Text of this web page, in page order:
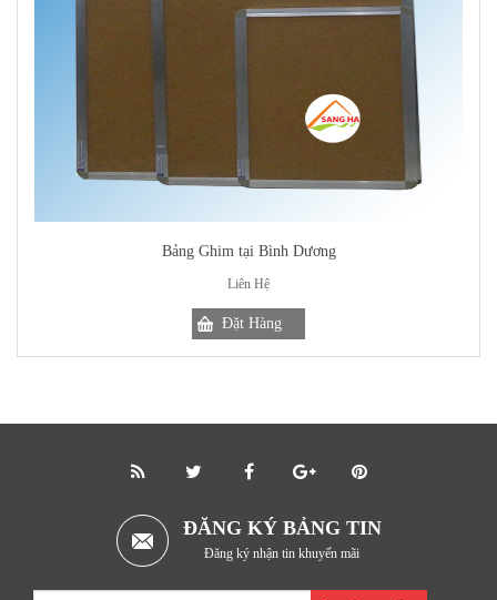
Bảng Ghim tại Bình Dương
Liên Hệ
ĐĂNG KÝ BẢNG TIN
Đăng ký nhận tin khuyến mãi